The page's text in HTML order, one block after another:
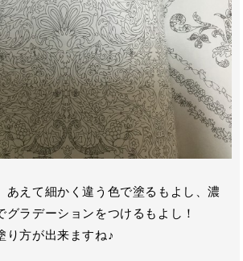
あえて細かく違う色で塗るもよし、濃
グラデーションをつけるもよし！
り方が出来ますね♪